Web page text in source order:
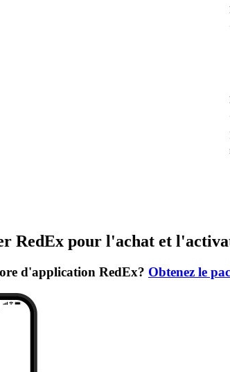
RedEx pour l'achat et
d'application RedEx? Obtenez le